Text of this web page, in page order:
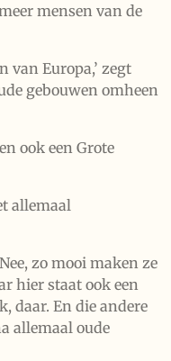
mensen van de
van Europa,’ zegt
gebouwen omheen
ook een Grote
allemaal
zo mooi maken ze
hier staat ook een
daar. En die andere
allemaal oude